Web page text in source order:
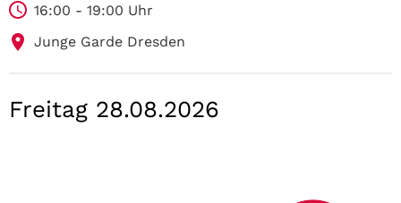
16:00 - 19:00 Uhr
Junge Garde Dresden
Freitag 28.08.2026